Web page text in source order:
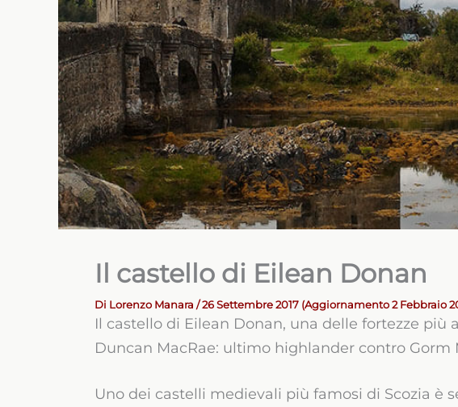
Il castello di Eilean Donan
Di Lorenzo Manara / 26 Settembre 2017 (Aggiornamento 2 Febbraio
Il castello di Eilean Donan, una delle fortezze più
Duncan MacRae: ultimo highlander contro Gorm
Uno dei castelli medievali più famosi di Scozia è